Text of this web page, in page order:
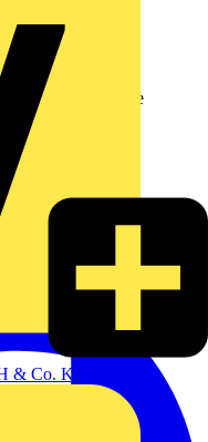
& Co. KG
Sie stets aktuelle